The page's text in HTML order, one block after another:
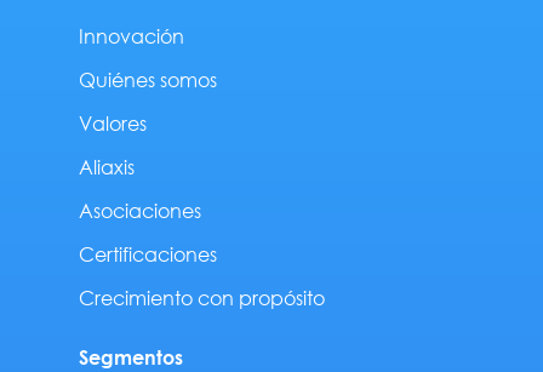
Innovación
Quiénes somos
Valores
Aliaxis
Asociaciones
Certificaciones
Crecimiento con propósito
Segmentos